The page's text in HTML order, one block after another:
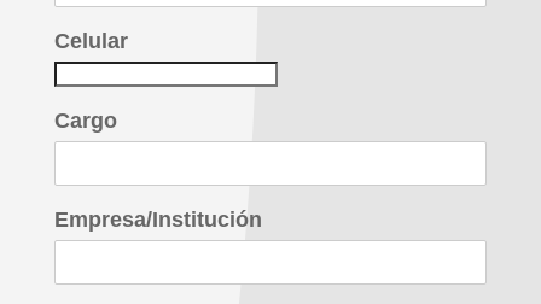
Celular
Cargo
Empresa/Institución